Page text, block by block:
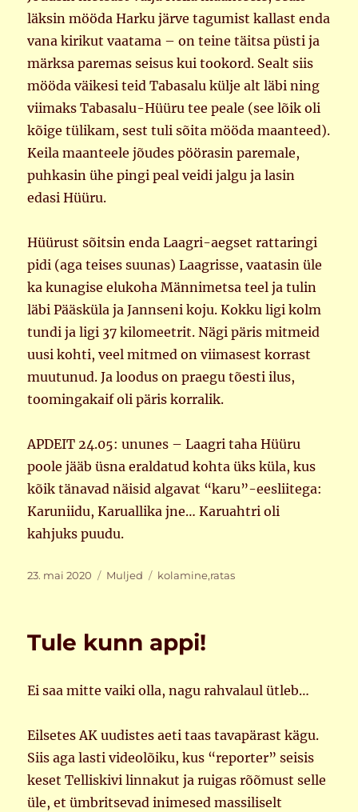
läksin mööda Harku järve tagumist kallast enda
vana kirikut vaatama – on teine täitsa püsti ja
märksa paremas seisus kui tookord. Sealt siis
mööda väikesi teid Tabasalu külje alt läbi ning
viimaks Tabasalu-Hüüru tee peale (see lõik oli
kõige tülikam, sest tuli sõita mööda maanteed).
Keila maanteele jõudes pöörasin paremale,
puhkasin ühe pingi peal veidi jalgu ja lasin
edasi Hüüru.
Hüürust sõitsin enda Laagri-aegset rattaringi
pidi (aga teises suunas) Laagrisse, vaatasin üle
ka kunagise elukoha Männimetsa teel ja tulin
läbi Pääsküla ja Jannseni koju. Kokku ligi kolm
tundi ja ligi 37 kilomeetrit. Nägi päris mitmeid
uusi kohti, veel mitmed on viimasest korrast
muutunud. Ja loodus on praegu tõesti ilus,
toomingakaif oli päris korralik.
APDEIT 24.05: ununes – Laagri taha Hüüru
poole jääb üsna eraldatud kohta üks küla, kus
kõik tänavad näisid algavat “karu”-eesliitega:
Karuniidu, Karuallika jne… Karuahtri oli
kahjuks puudu.
Postitatud
23. mai 2020 Rubriigid
Muljed Sildid
kolamine,ratas
Tule kunn appi!
Ei saa mitte vaiki olla, nagu rahvalaul ütleb…
Eilsetes AK uudistes aeti taas tavapärast kägu.
Siis aga lasti videolõiku, kus “reporter” seisis
keset Telliskivi linnakut ja ruigas rõõmust selle
üle, et ümbritsevad inimesed massiliselt